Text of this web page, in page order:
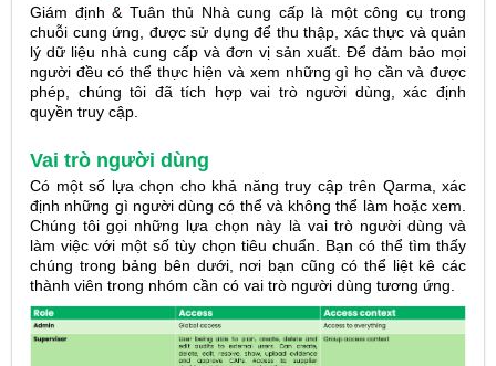
Giám định & Tuân thủ Nhà cung cấp là một công cụ trong
chuỗi cung ứng, được sử dụng để thu thập, xác thực và quản
lý dữ liệu nhà cung cấp và đơn vị sản xuất. Để đảm bảo mọi
người đều có thể thực hiện và xem những gì họ cần và được
phép, chúng tôi đã tích hợp vai trò người dùng, xác định
quyền truy cập.
Vai trò người dùng
Có một số lựa chọn cho khả năng truy cập trên Qarma, xác
định những gì người dùng có thể và không thể làm hoặc xem.
Chúng tôi gọi những lựa chọn này là vai trò người dùng và
làm việc với một số tùy chọn tiêu chuẩn. Bạn có thể tìm thấy
chúng trong bảng bên dưới, nơi bạn cũng có thể liệt kê các
thành viên trong nhóm cần có vai trò người dùng tương ứng.